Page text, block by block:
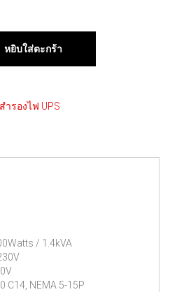
หยิบใส่ตะกร้า
ำรองไฟ UPS
/ 1.4kVA
C14, NEMA 5-15P